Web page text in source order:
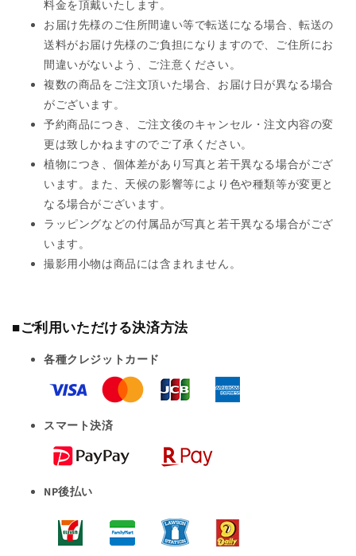
料金を頂戴いたします。
お届け先様のご住所間違い等で転送になる場合、転送の
送料がお届け先様のご負担になりますので、ご住所にお
間違いがないよう、ご注意ください。
複数の商品をご注文頂いた場合、お届け日が異なる場合
がございます。
予約商品につき、ご注文後のキャンセル・注文内容の変
更は致しかねますのでご了承ください。
植物につき、個体差があり写真と若干異なる場合がござ
います。また、天候の影響等により色や種類等が変更と
なる場合がございます。
ラッピングなどの付属品が写真と若干異なる場合がござ
います。
撮影用小物は商品には含まれません。
■ご利用いただける決済方法
各種クレジットカード
スマート決済
NP後払い